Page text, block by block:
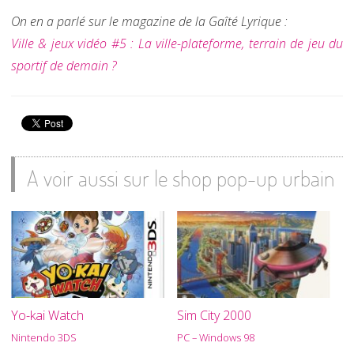
On en a parlé sur le magazine de la Gaîté Lyrique :
Ville & jeux vidéo #5 : La ville-plateforme, terrain de jeu du
sportif de demain ?
A voir aussi sur le shop pop-up urbain
Yo-kai Watch
Nintendo 3DS
Sim City 2000
PC – Windows 98